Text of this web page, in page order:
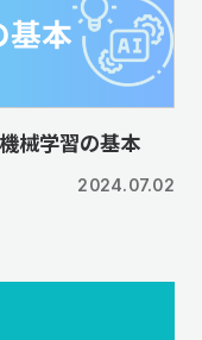
械学習の基本
2024.07.02